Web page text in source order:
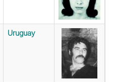
Uruguay